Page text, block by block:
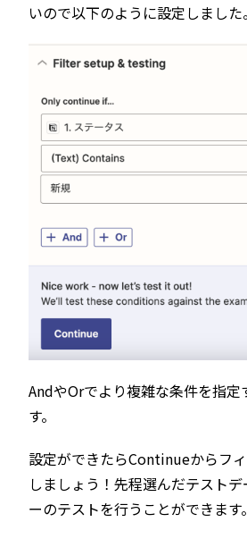
いので以下のように設定しました。
AndやOrでより複雑な条件を指定
す。
設定ができたらContinueからフ
しましょう！先程選んだテスト
ーのテストを行うことができます。